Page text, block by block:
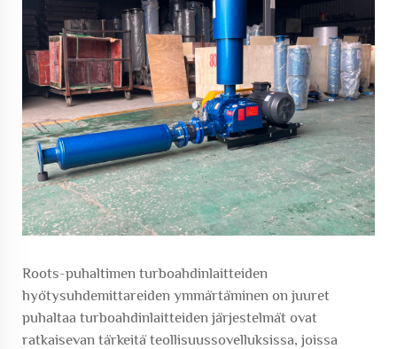
Roots-puhaltimen turboahdinlaitteiden
hyötysuhdemittareiden ymmärtäminen on juuret
puhaltaa turboahdinlaitteiden järjestelmät ovat
ratkaisevan tärkeitä teollisuussovelluksissa, joissa